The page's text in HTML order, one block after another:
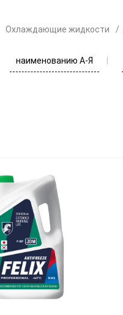
Охлаждающие жидкости
наименованию А-Я